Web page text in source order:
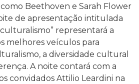
Beethoven e Sarah Flower
de apresentação intitulada
representará a
melhores veículos para
a diversidade cultural
A noite contará com a
convidados Attilio Leardini na